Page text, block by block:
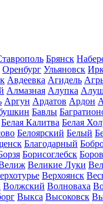
Брянск
Оренбург Ульяновск
Авдеевка Агидель
Алмазная Алупка
Аргун Ардатов Ардон
Бавлы
Белая Калитва Белая
Белоярский Белый
Благодарный
Борисоглебск
Великие Луки
Верхоянск
Волжский Волноваха
Выкса Высоковск